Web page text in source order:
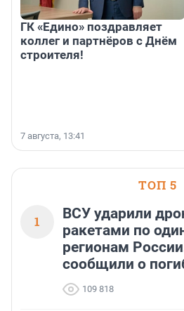
ГК «Едино» поздравляет
коллег и партнёров с Днём
строителя!
7 августа, 13:41
ТОП 5
1
ВСУ ударили
ракетами по
регионам
сообщили о
109 818